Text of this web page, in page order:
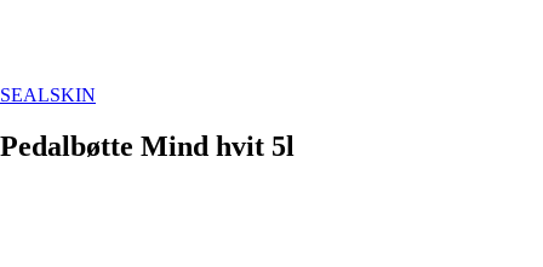
SEALSKIN
Pedalbøtte Mind hvit 5l